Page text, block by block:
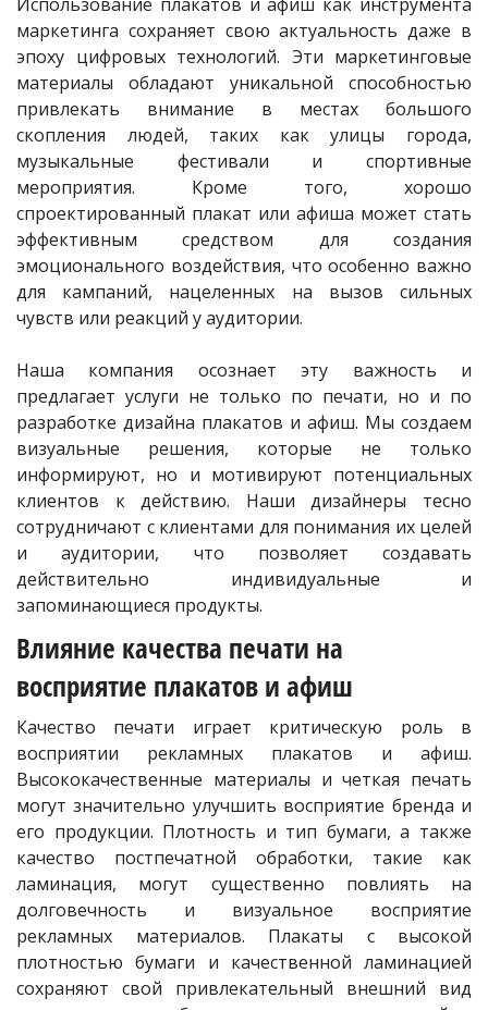
маркетинга сохраняет свою актуальность даже в
эпоху цифровых технологий. Эти маркетинговые
материалы обладают уникальной способностью
привлекать внимание в местах большого
скопления людей, таких как улицы города,
музыкальные фестивали и спортивные
мероприятия. Кроме того, хорошо
спроектированный плакат или афиша может стать
эффективным средством для создания
эмоционального воздействия, что особенно важно
для кампаний, нацеленных на вызов сильных
чувств или реакций у аудитории.
Наша компания осознает эту важность и
предлагает услуги не только по печати, но и по
разработке дизайна плакатов и афиш. Мы создаем
визуальные решения, которые не только
информируют, но и мотивируют потенциальных
клиентов к действию. Наши дизайнеры тесно
сотрудничают с клиентами для понимания их целей
и аудитории, что позволяет создавать
действительно индивидуальные и
запоминающиеся продукты.
Влияние качества печати на
восприятие плакатов и афиш
Качество печати играет критическую роль в
восприятии рекламных плакатов и афиш.
Высококачественные материалы и четкая печать
могут значительно улучшить восприятие бренда и
его продукции. Плотность и тип бумаги, а также
качество постпечатной обработки, такие как
ламинация, могут существенно повлиять на
долговечность и визуальное восприятие
рекламных материалов. Плакаты с высокой
плотностью бумаги и качественной ламинацией
сохраняют свой привлекательный внешний вид